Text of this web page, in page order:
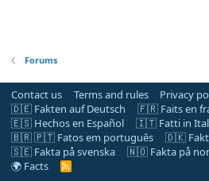
Forums
Contact us Terms and rules Privacy
🇩🇪 Fakten auf Deutsch
🇫🇷 Faits en
🇪🇸 Hechos en Español
🇮🇹 Fatti in
🇧🇷 🇵🇹 Fatos em português
🇩🇰
🇸🇪 Fakta på svenska
🇳🇴 Fakta på
🌍 Facts
R